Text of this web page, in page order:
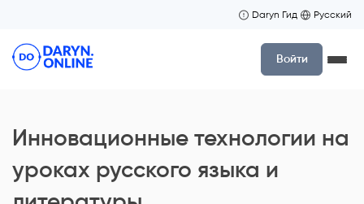
Daryn Гид Русский
Войти
Инновационные технологии на
уроках русского языка и